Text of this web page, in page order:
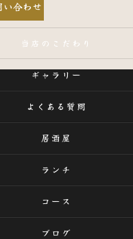
い合わせ
当店のこだわり
ギャラリー
よくある質問
居酒屋
ランチ
コース
ブログ